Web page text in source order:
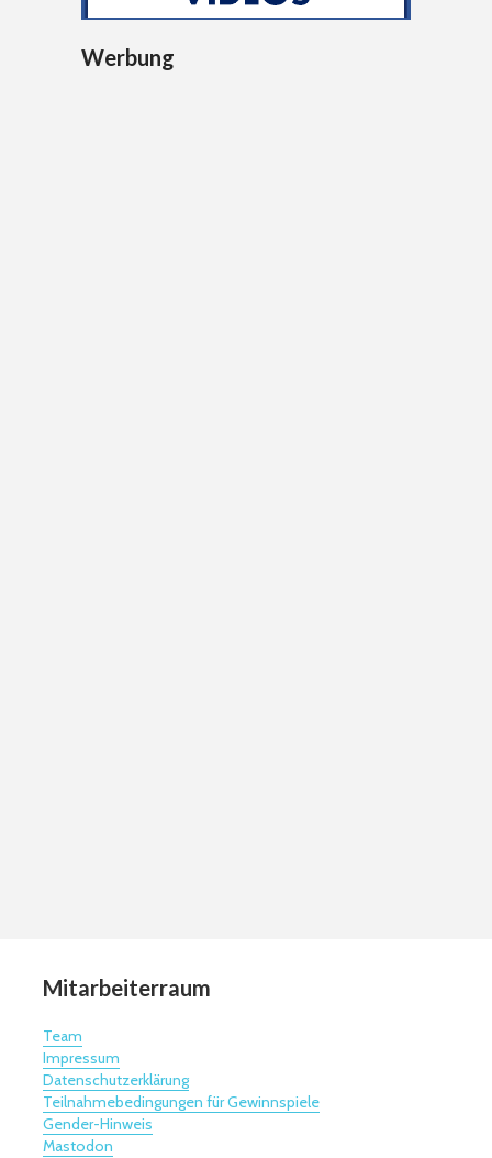
Werbung
Mitarbeiterraum
Team
Impressum
Datenschutzerklärung
Teilnahmebedingungen für Gewinnspiele
Gender-Hinweis
Mastodon